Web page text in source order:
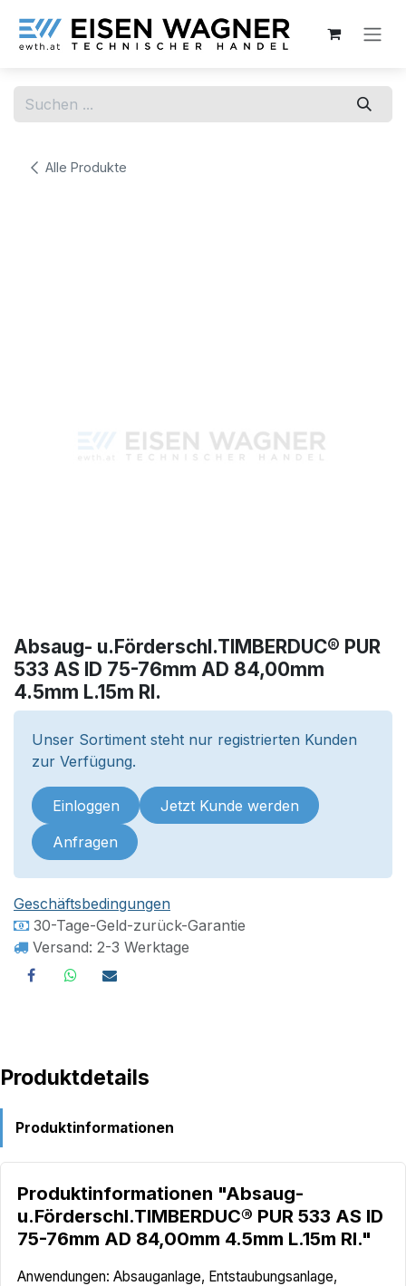
Alle Produkte
Absaug- u.Förderschl.TIMBERDUC® PUR
533 AS ID 75-76mm AD 84,00mm
4.5mm L.15m Rl.
Unser Sortiment steht nur registrierten Kunden
zur Verfügung.
Einloggen Jetzt Kunde werden
Anfragen
Geschäftsbedingungen
30-Tage-Geld-zurück-Garantie
Versand: 2-3 Werktage
Produktdetails
Produktinformationen
Produktinformationen "Absaug-
u.Förderschl.TIMBERDUC® PUR 533 AS ID
75-76mm AD 84,00mm 4.5mm L.15m Rl."
Anwendungen: Absauganlage, Entstaubungsanlage,